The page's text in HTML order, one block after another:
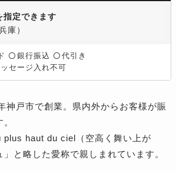
指定できます
庫）
〇 銀行振込 〇 代引き
ッセージ入れ不可
神戸市で創業。県内外からお客様が賑
plus haut du ciel（空高く舞い上が
と略した愛称で親しまれています。